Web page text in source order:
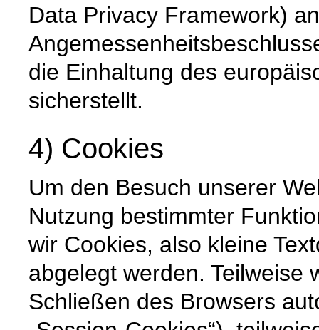
Data Privacy Framework)
die Einhaltung des
sicherstellt.
4) Cookies
Um den Besuch unserer
Nutzung bestimmter
wir Cookies, also kleine
abgelegt werden. Teilweise
Schließen des Browsers